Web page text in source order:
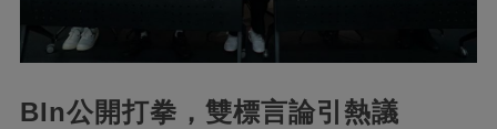
BIn公開打拳，雙標言論引熱議